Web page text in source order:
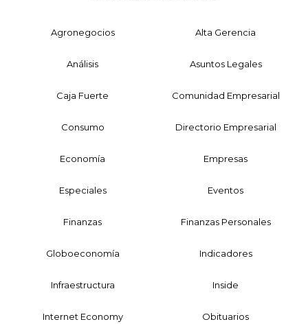
Agronegocios Alta Gerencia
Análisis Asuntos Legales
Caja Fuerte Comunidad Empresarial
Consumo Directorio Empresarial
Economía Empresas
Especiales Eventos
Finanzas Finanzas Personales
Globoeconomía Indicadores
Infraestructura Inside
Internet Economy Obituarios